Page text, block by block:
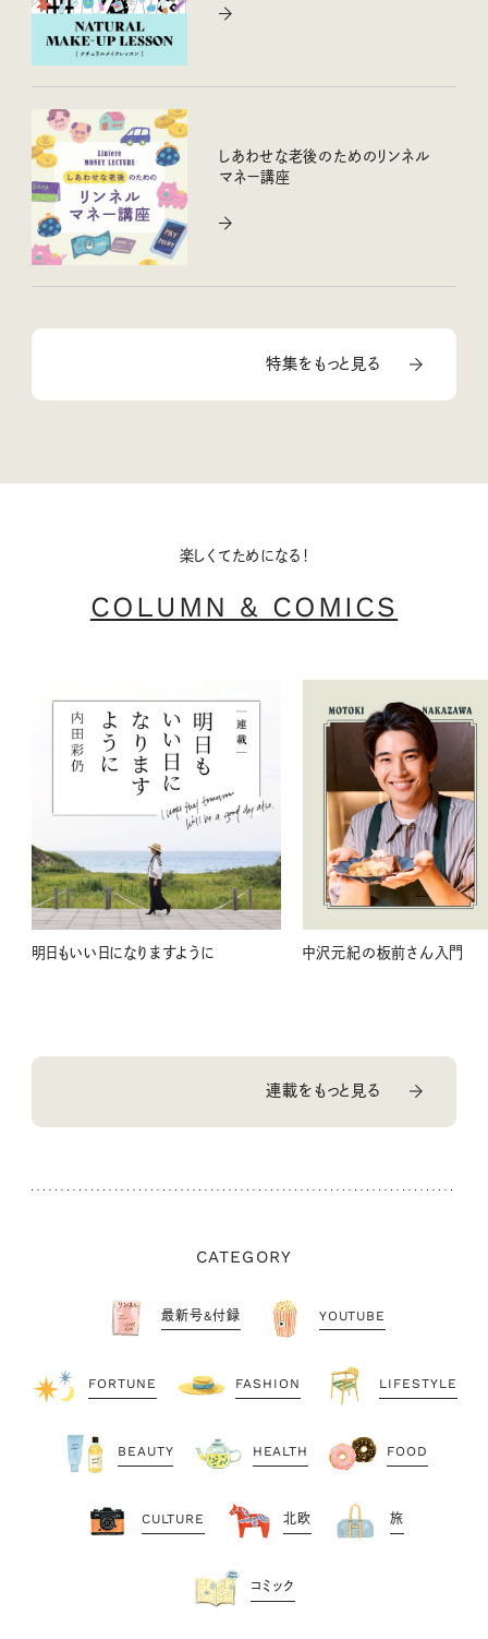
しあわせな老後のためのリンネル
マネー講座
特集をもっと見る
楽しくてためになる！
COLUMN & COMICS
明日もいい日になりますように 中沢元紀の板前さん入門
連載をもっと見る
CATEGORY
最新号&付録 YOUTUBE
FORTUNE FASHION LIFESTYLE
BEAUTY HEALTH FOOD
CULTURE 北欧 旅
コミック